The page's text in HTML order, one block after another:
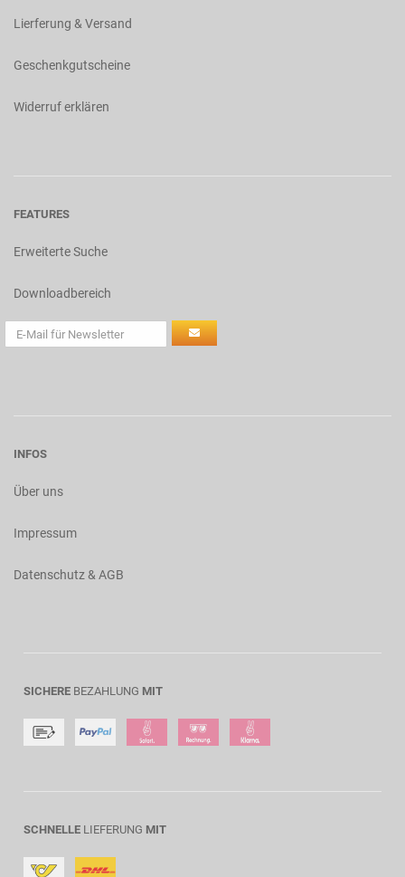
Lierferung & Versand
Geschenkgutscheine
Widerruf erklären
FEATURES
Erweiterte Suche
Downloadbereich
INFOS
Über uns
Impressum
Datenschutz & AGB
SICHERE BEZAHLUNG MIT
SCHNELLE LIEFERUNG MIT